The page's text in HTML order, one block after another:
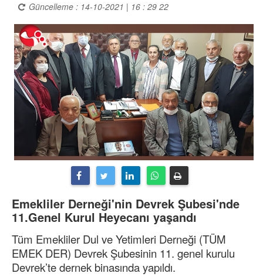
Güncelleme : 14-10-2021 | 16 : 29 22
Emekliler Derneği'nin Devrek Şubesi'nde
11.Genel Kurul Heyecanı yaşandı
Tüm Emekliler Dul ve Yetimleri Derneği (TÜM
EMEK DER) Devrek Şubesinin 11. genel kurulu
Devrek’te dernek binasında yapıldı.